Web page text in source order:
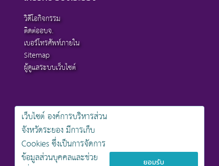
วิดีโอกิจกรรม
ติดต่ออบจ.
เบอร์โทรศัพท์ภายใน
Sitemap
ผู้ดูแลระบบเว็บไซต์
สงวนลิขสิทธิ์ © 2568 , องค์การบริหารส่วนจังหวัดระยอง
นโยบายการคุ้มครองข้อมูลส่วนบุคคล
นโยบายการรักษาความมั่นคงปลอดภัยเว็บไซต์
นโยบายเว็บไซต์ขององค์การบริหารส่วนจังหวัดระยอง
เว็บไซต์ องค์การบริหารส่วน
จังหวัดระยอง มีการเก็บ
Cookies ซึ่งเป็นการจัดการ
ข้อมูลส่วนบุคคลและช่วย
ยอมรับ